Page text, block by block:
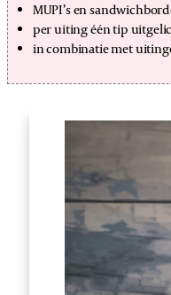
MUPI’s en
per uiting één tip
in combinatie met